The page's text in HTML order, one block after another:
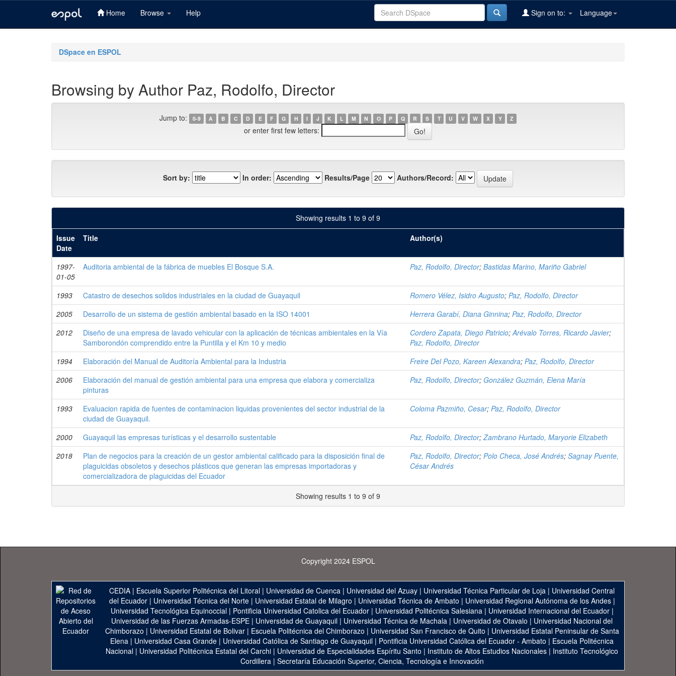
Home Browse Help Language
Sign on to:
DSpace en ESPOL
Browsing by Author Paz, Rodolfo, Director
Jump to: 0-9 A B C D E F G H I J K L M N O P Q R S T U V W X Y Z
or enter first few letters:
Sort by: In order: Results/Page Authors/Record:
Showing results 1 to 9 of 9
Issue
Date
Title Author(s)
1997-
01-05
Auditoria ambiental de la fábrica de muebles El Bosque S.A. Paz, Rodolfo, Director; Bastidas Marino, Mariño Gabriel
1993 Catastro de desechos solidos industriales en la ciudad de Guayaquil Romero Vélez, Isidro Augusto; Paz, Rodolfo, Director
2005
Desarrollo de un sistema de gestión ambiental basado en la ISO 14001 Herrera Garabí, Diana Ginnina; Paz, Rodolfo, Director
2012
Diseño de una empresa de lavado vehicular con la aplicación de técnicas ambientales en la Vía
Samborondón comprendido entre la Puntilla y el Km 10 y medio
Cordero Zapata, Diego Patricio;Arévalo Torres, Ricardo Javier;
Paz, Rodolfo, Director
1994
Elaboración del Manual de Auditoría Ambiental para la Industria Freire Del Pozo, Kareen Alexandra; Paz, Rodolfo, Director
2006
Elaboración del manual de gestión ambiental para una empresa que elabora y comercializa
pinturas
Paz, Rodolfo, Director; González Guzmán, Elena María
1993
Evaluacion rapida de fuentes de contaminacion liquidas provenientes del sector industrial de la
ciudad de Guayaquil.
Coloma Pazmiño, Cesar; Paz, Rodolfo, Director
2000 Guayaquil las empresas turísticas y el desarrollo sustentable Paz, Rodolfo, Director;Zambrano Hurtado, Maryorie Elizabeth
2018
Plan de negocios para la creación de un gestor ambiental calificado para la disposición final de
plaguicidas obsoletos y desechos plásticos que generan las empresas importadoras y
comercializadora de plaguicidas del Ecuador
Paz, Rodolfo, Director; Polo Checa, José Andrés; Sagnay Puente,
César Andrés
Showing results 1 to 9 of 9
Copyright 2024 ESPOL
CEDIA | Escuela Superior Politécnica del Litoral | Universidad de Cuenca | Universidad del Azuay | Universidad Técnica Particular de Loja | Universidad Central
del Ecuador| Universidad Técnica del Norte| Universidad Estatal de Milagro | Universidad Técnica de Ambato | Universidad Regional Autónoma de los Andes|
Universidad Tecnológica Equinoccial| Pontificia Universidad Catolica del Ecuador| Universidad Politécnica Salesiana| Universidad Internacional del Ecuador|
Universidad de las Fuerzas Armadas-ESPE | Universidad de Guayaquil | Universidad Técnica de Machala | Universidad de Otavalo | Universidad Nacional del
Chimborazo | Universidad Estatal de Bolivar| Escuela Politécnica del Chimborazo | Universidad San Francisco de Quito | Universidad Estatal Peninsular de Santa
Elena | Universidad Casa Grande | Universidad Católica de Santiago de Guayaquil | Pontificia Universidad Católica del Ecuador - Ambato | Escuela Politécnica
Nacional | Universidad Politécnica Estatal del Carchi | Universidad de Especialidades Espíritu Santo | Instituto de Altos Estudios Nacionales | Instituto Tecnológico
Cordillera| Secretaría Educación Superior, Ciencia, Tecnología e Innovación